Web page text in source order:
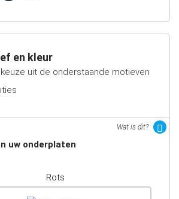
en kleur
uit de onderstaande motieven
Wat is dit?
uw onderplaten
Rots